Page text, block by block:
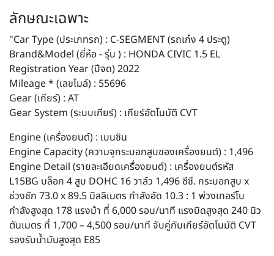
ลักษณะเฉพาะ
"Car Type (ประเภทรถ) : C-SEGMENT (รถเก๋ง 4 ประตู)
Brand&Model (ยี่ห้อ - รุ่น ) : HONDA CIVIC 1.5 EL
Registration Year (ปีจด) 2022
Mileage * (เลขไมล์) : 55696
Gear (เกียร์) : AT
Gear System (ระบบเกียร์) : เกียร์อัตโนมัติ CVT
Engine (เครื่องยนต์) : เบนซิน
Engine Capacity (ความจุกระบอกสูบของเครื่องยนต์) : 1,496
Engine Detail (รายละเอียดเครื่องยนต์) : เครื่องยนต์รหัส
L15BG บล็อก 4 สูบ DOHC 16 วาล์ว 1,496 ซีซี. กระบอกสูบ x
ช่วงชัก 73.0 x 89.5 มิลลิเมตร กำลังอัด 10.3 : 1 พ่วงเทอร์โบ
กำลังสูงสุด 178 แรงม้า ที่ 6,000 รอบ/นาที แรงบิดสูงสุด 240 นิว
ตันเมตร ที่ 1,700 – 4,500 รอบ/นาที จับคู่กับเกียร์อัตโนมัติ CVT
รองรับน้ำมันสูงสุด E85